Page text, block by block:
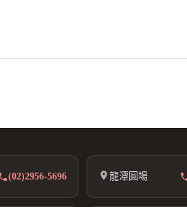
(02)2956-5696 龍潭圓場